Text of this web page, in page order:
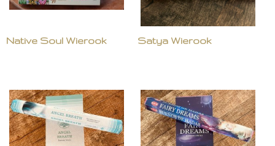
Native Soul Wierook Satya Wierook